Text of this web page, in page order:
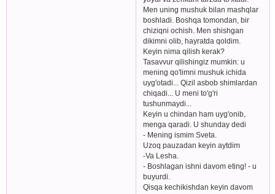
Men uning mushuk bilan mashqlar
boshladi. Boshqa tomondan, bir
chiziqni ochish. Men shishgan
dikimni olib, hayratda qoldim.
Keyin nima qilish kerak?
Tasavvur qilishingiz mumkin: u
mening qo'limni mushuk ichida
uyg'otadi... Qizil asbob shimlardan
chiqadi... U meni to'g'ri
tushunmaydi...
Keyin u chindan ham uyg'onib,
menga qaradi. U shunday dedi
- Mening ismim Sveta.
Uzoq pauzadan keyin aytdim
-Va Lesha.
- Boshlagan ishni davom eting! - u
buyurdi.
Qisqa kechikishdan keyin davom